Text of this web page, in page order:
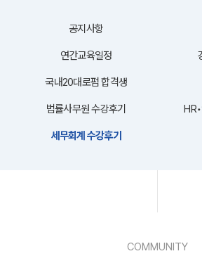
공지사항
연간교육일정
국내20대로펌 합격생
법률사무원 수강후기
세무회계 수강후기
COMMUNITY